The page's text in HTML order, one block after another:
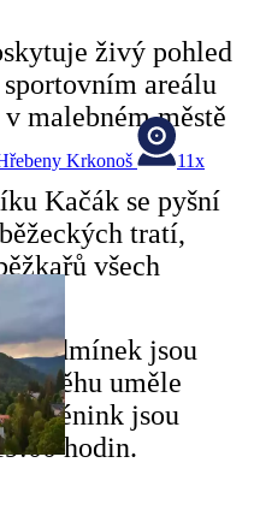
živý pohled
areálu
malebném městě
Kačák se pyšní
tratí,
všech
podmínek jsou
sněhu uměle
trénink jsou
hodin.
Krkonoš
11x